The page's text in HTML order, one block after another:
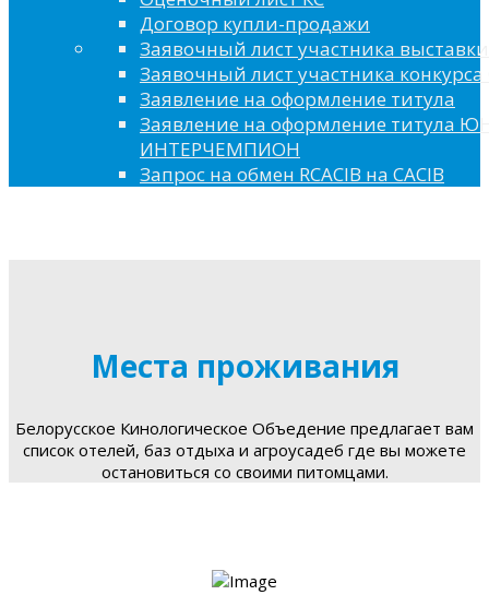
Договор купли-продажи
Заявочный лист участника выставки
Заявочный лист участника конкурса
Заявление на оформление титула
Заявление на оформление титула
ИНТЕРЧЕМПИОН
Запрос на обмен RCACIB на CACIB
Места проживания
Белорусское Кинологическое Объедение предлагает вам
список отелей, баз отдыха и агроусадеб где вы можете
остановиться со своими питомцами.